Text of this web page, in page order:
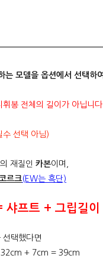
는 모델을 옵션에서 선택하
휘봉 전체의 길이가 아닙니
수 선택 아님)
재질인 카본이며,
르크(EW는 흑단)
샤프트 + 그립길이
택했다면
+ 7cm = 39cm